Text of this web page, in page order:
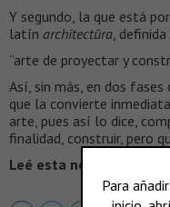
Y segundo, la que está
latín architectūra ,
“arte de proyectar y
Así, sin más, en dos
que la convierte
arte, pues así lo dice,
finalidad, construir, pero
Leé esta nota completa